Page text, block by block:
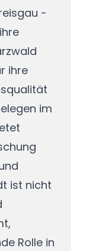
-
ihre
im
ist nicht
Rolle in